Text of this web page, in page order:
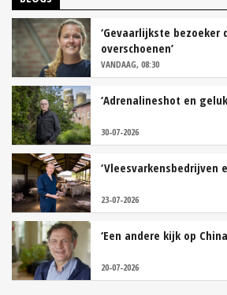
‘Gevaarlijkste bezoeker
overschoenen’
VANDAAG, 08:30
‘Adrenalineshot en
30-07-2026
‘Vleesvarkensbedrijven
23-07-2026
‘Een andere kijk op
20-07-2026